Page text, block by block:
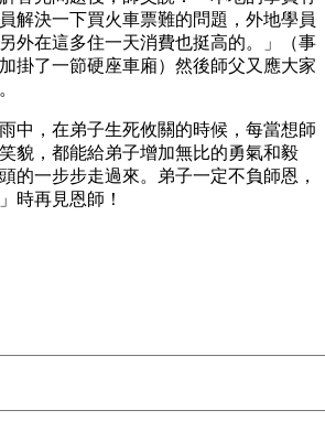
解決一下買火車票難的問題，外地學員
外在這多住一天消費也挺高的。」（事
掛了一節硬座車廂）然後師父又應大家
中，在弟子生死攸關的時候，每當想師
貌，都能給弟子增加無比的勇氣和毅
的一步步走過來。弟子一定不負師恩，
時再見恩師！